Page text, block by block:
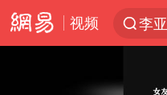
视频
官